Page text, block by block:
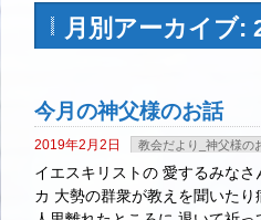
月別アーカイブ:
今月の神父様のお話
2019年2月2日 教会だより_神父様の
イエスキリスト
カ 大勢の群衆が教えを聞いた